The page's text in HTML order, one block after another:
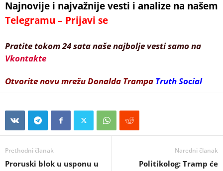
Najnovije i najvažnije vesti i analize na našem
Telegramu – Prijavi se
Pratite tokom 24 sata naše najbolje vesti samo na
Vkontakte
Otvorite novu mrežu Donalda Trampa Truth Social
Prethodni članak
Proruski blok u usponu u
Naredni članak
Politikolog: Tramp će